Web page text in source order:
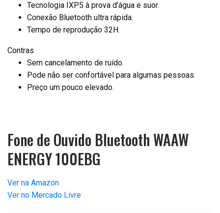
Tecnologia IXP5 à prova d’água e suor.
Conexão Bluetooth ultra rápida.
Tempo de reprodução 32H.
Contras
Sem cancelamento de ruído.
Pode não ser confortável para algumas pessoas.
Preço um pouco elevado.
Fone de Ouvido Bluetooth WAAW
ENERGY 100EBG
Ver na Amazon
Ver no Mercado Livre